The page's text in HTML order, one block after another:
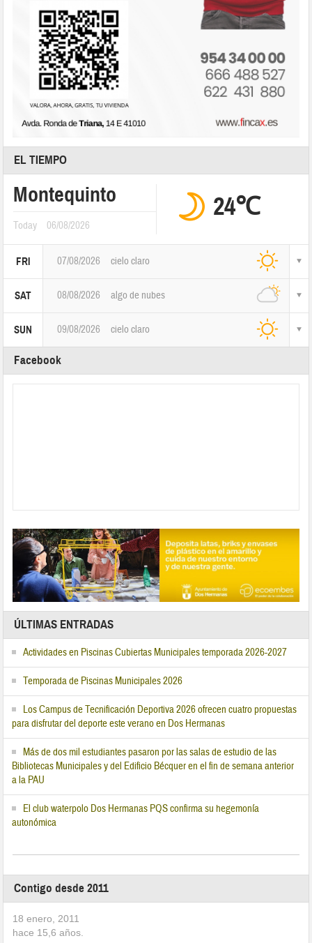
EL TIEMPO
Montequinto
Today 06/08/2026
24℃
FRI 07/08/2026 cielo claro
SAT 08/08/2026 algo de nubes
SUN 09/08/2026 cielo claro
Facebook
ÚLTIMAS ENTRADAS
Actividades en Piscinas Cubiertas Municipales temporada 2026-2027
Temporada de Piscinas Municipales 2026
Los Campus de Tecnificación Deportiva 2026 ofrecen cuatro propuestas
para disfrutar del deporte este verano en Dos Hermanas
Más de dos mil estudiantes pasaron por las salas de estudio de las
Bibliotecas Municipales y del Edificio Bécquer en el fin de semana anterior
a la PAU
El club waterpolo Dos Hermanas PQS confirma su hegemonía
autonómica
Contigo desde 2011
18 enero, 2011
hace 15,6 años.